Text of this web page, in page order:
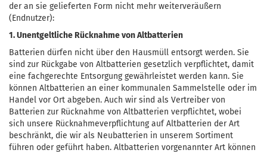
der an sie gelieferten Form nicht mehr weiterveräußern
(Endnutzer):
1. Unentgeltliche Rücknahme von Altbatterien
Batterien dürfen nicht über den Hausmüll entsorgt werden. Sie
sind zur Rückgabe von Altbatterien gesetzlich verpflichtet, damit
eine fachgerechte Entsorgung gewährleistet werden kann. Sie
können Altbatterien an einer kommunalen Sammelstelle oder im
Handel vor Ort abgeben. Auch wir sind als Vertreiber von
Batterien zur Rücknahme von Altbatterien verpflichtet, wobei
sich unsere Rücknahmeverpflichtung auf Altbatterien der Art
beschränkt, die wir als Neubatterien in unserem Sortiment
führen oder geführt haben. Altbatterien vorgenannter Art können